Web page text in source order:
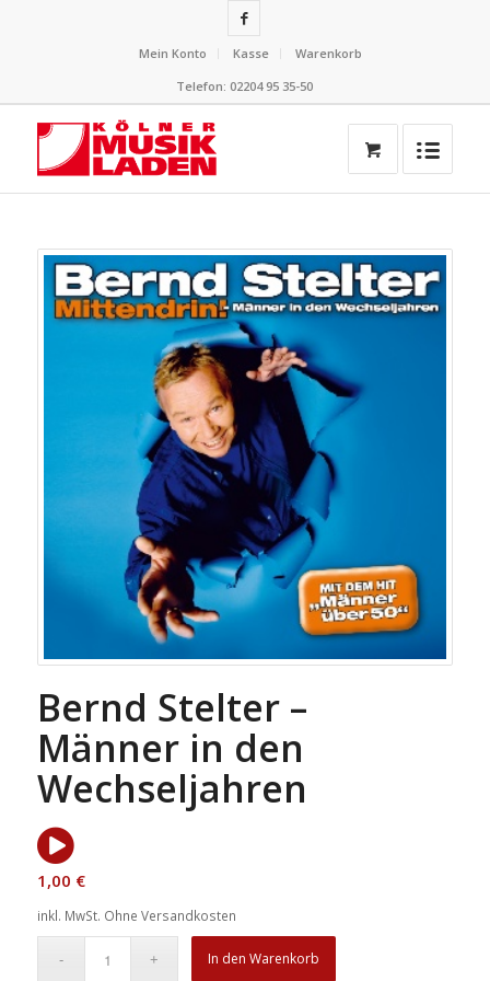
Mein Konto Kasse
Warenkorb
Telefon: 02204 95 35-50
Bernd Stelter –
Männer in den
Wechseljahren
1,00 €
inkl. MwSt. Ohne Versandkosten
In den Warenkorb